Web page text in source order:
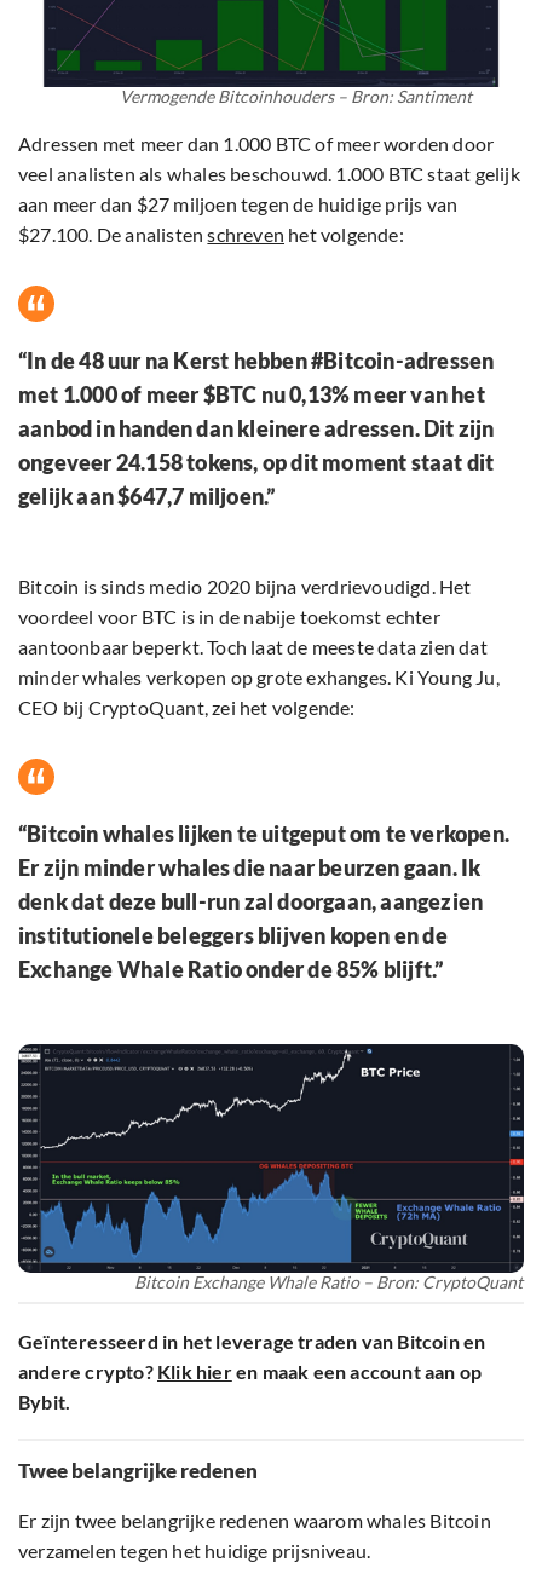
Vermogende Bitcoinhouders – Bron: Santiment
Adressen met meer dan 1.000 BTC of meer worden door
veel analisten als whales beschouwd. 1.000 BTC staat gelijk
aan meer dan $27 miljoen tegen de huidige prijs van
$27.100. De analistenschreven het volgende:
“In de 48 uur na Kerst hebben #Bitcoin-adressen
met 1.000 of meer $BTC nu 0,13% meer van het
aanbod in handen dan kleinere adressen. Dit zijn
ongeveer 24.158 tokens, op dit moment staat dit
gelijk aan $647,7 miljoen.”
Bitcoin is sinds medio 2020 bijna verdrievoudigd. Het
voordeel voor BTC is in de nabije toekomst echter
aantoonbaar beperkt. Toch laat de meeste data zien dat
minder whales verkopen op grote exhanges. Ki Young Ju,
CEO bij CryptoQuant, zei het volgende:
“Bitcoin whales lijken te uitgeput om te verkopen.
Er zijn minder whales die naar beurzen gaan. Ik
denk dat deze bull-run zal doorgaan, aangezien
institutionele beleggers blijven kopen en de
Exchange Whale Ratio onder de 85% blijft.”
Bitcoin Exchange Whale Ratio – Bron: CryptoQuant
Geïnteresseerd in het leverage traden van Bitcoin en
andere crypto? Klik hieren maak een account aan op
Bybit.
Twee belangrijke redenen
Er zijn twee belangrijke redenen waarom whales Bitcoin
verzamelen tegen het huidige prijsniveau.